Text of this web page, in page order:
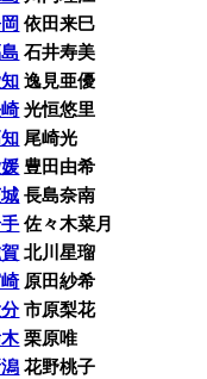
依田来巳
石井寿美
逸見亜優
光恒悠里
尾崎光
豊田由希
長島奈南
佐々木菜月
北川星瑠
原田紗希
市原梨花
栗原唯
花野桃子